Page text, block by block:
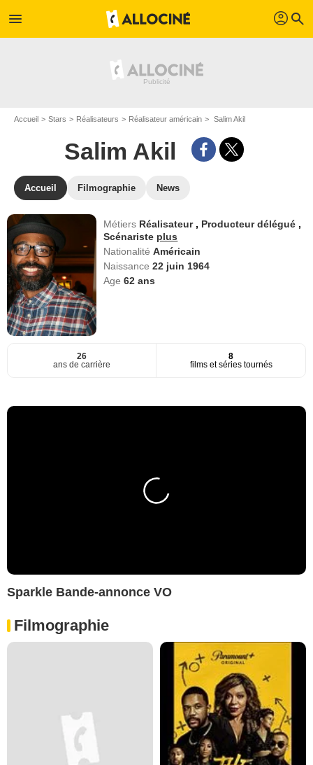
menu profil search
Accueil Stars Réalisateurs Réalisateur américain Salim Akil
Salim Akil
Accueil Filmographie News
Métiers Réalisateur , Producteur délégué ,
Scénariste plus
NationalitéAméricain
Naissance22 juin 1964
Age62 ans
26
ans de carrière
8
films et séries tournés
Sparkle Bande-annonce VO
Filmographie